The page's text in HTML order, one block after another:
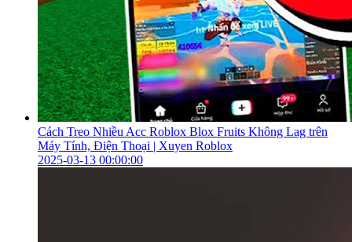
Cách Treo Nhiều Acc Roblox Blox Fruits Không Lag trên
Máy Tính, Điện Thoại | Xuyen Roblox
2025-03-13 00:00:00